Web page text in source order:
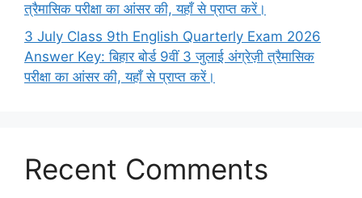
त्रैमासिक परीक्षा का आंसर की, यहाँ से प्राप्त करें।
3 July Class 9th English Quarterly Exam 2026
Answer Key: बिहार बोर्ड 9वीं 3 जुलाई अंग्रेज़ी त्रैमासिक
परीक्षा का आंसर की, यहाँ से प्राप्त करें।
Recent Comments